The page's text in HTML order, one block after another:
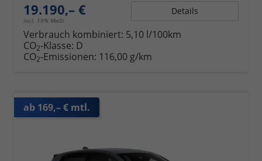
19.190,– €
incl. 19% MwSt.
Details
Verbrauch kombiniert: 5,10 l/100km
CO2-Klasse: D
CO2-Emissionen: 116,00 g/km
ab 169,– € mtl.